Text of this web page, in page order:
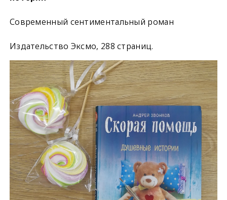
Современный сентиментальный роман
Издательство Эксмо, 288 страниц.